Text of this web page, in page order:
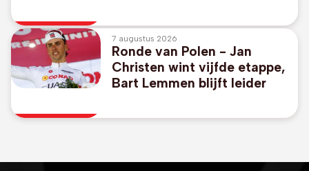
7 augustus 2026
Ronde van Polen - Jan
Christen wint vijfde etappe,
Bart Lemmen blijft leider